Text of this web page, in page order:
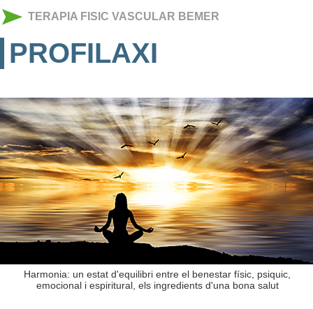
TERAPIA FISIC VASCULAR BEMER
PROFILAXI
Harmonia: un estat d'equilibri entre el benestar físic, psiquic,
emocional i espiritural, els ingredients d'una bona salut